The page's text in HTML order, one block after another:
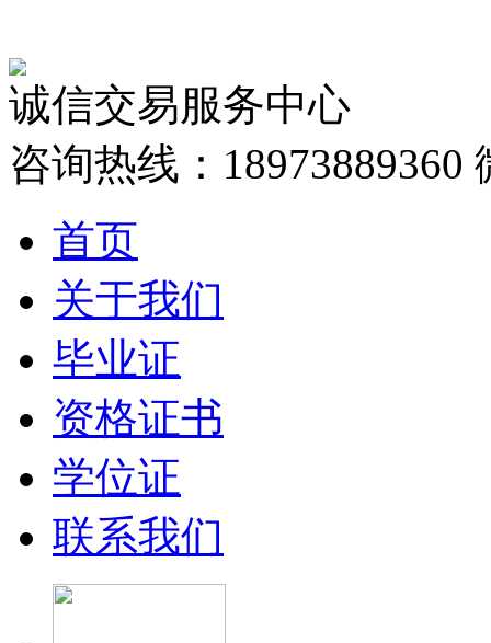
诚信交易服务中心
咨询热线：18973889360
首页
关于我们
毕业证
资格证书
学位证
联系我们